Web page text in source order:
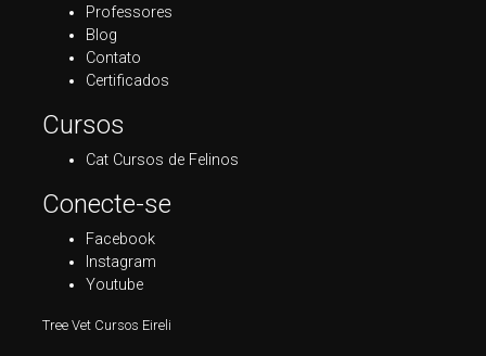
Professores
Blog
Contato
Certificados
Cursos
Cat Cursos de Felinos
Conecte-se
Facebook
Instagram
Youtube
Tree Vet Cursos Eireli